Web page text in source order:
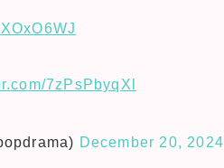
7zPsPbyqXl
December 20, 2024